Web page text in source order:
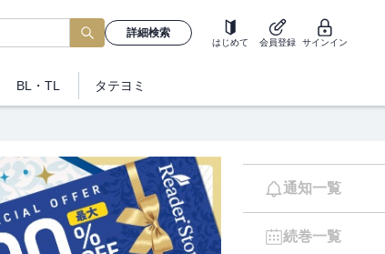
詳細検索
はじめて 会員登録 サインイン
BL・TL タテヨミ
通知一覧
続巻一覧